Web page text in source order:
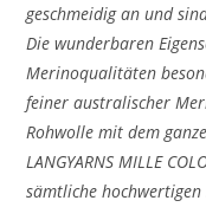
geschmeidig an und
Die wunderbaren
Merinoqualitäten
feiner australischer
Rohwolle mit dem
LANGYARNS MILLE
sämtliche